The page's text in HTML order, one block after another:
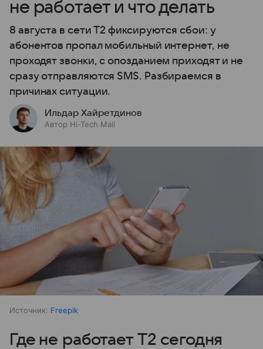
не работает и что делать
8 августа в сети T2 фиксируются сбои: у
абонентов пропал мобильный интернет, не
проходят звонки, с опозданием приходят и не
сразу отправляются SMS. Разбираемся в
причинах ситуации.
Ильдар Хайретдинов
Автор Hi-Tech Mail
Источник: Freepik
Где не работает T2 сегодня